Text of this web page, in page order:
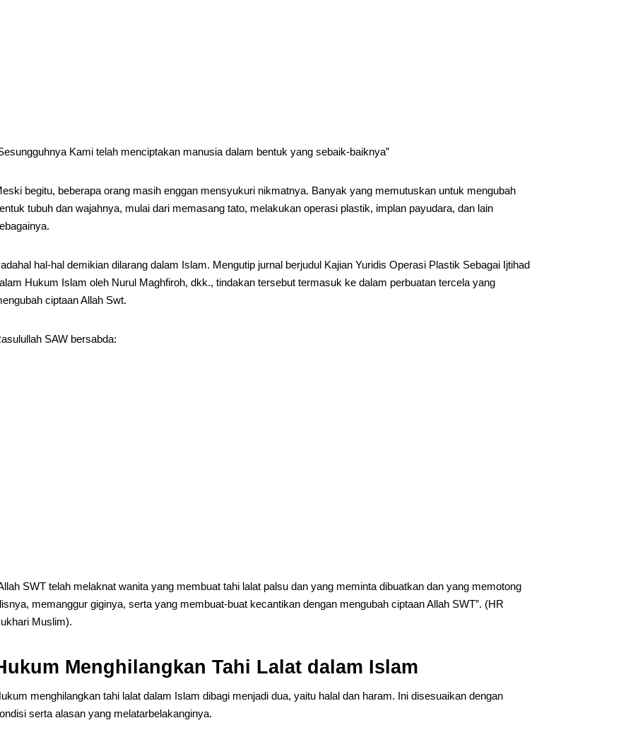
Kami telah menciptakan manusia dalam bentuk yang sebaik-baiknya”
begitu, beberapa orang masih enggan mensyukuri nikmatnya. Banyak yang memutuskan untuk mengubah
tubuh dan wajahnya, mulai dari memasang tato, melakukan operasi plastik, implan payudara, dan lain
hal-hal demikian dilarang dalam Islam. Mengutip jurnal berjudul Kajian Yuridis Operasi Plastik Sebagai Ijtihad
Hukum Islam oleh Nurul Maghfiroh, dkk., tindakan tersebut termasuk ke dalam perbuatan tercela yang
ciptaan Allah Swt.
SAW bersabda:
SWT telah melaknat wanita yang membuat tahi lalat palsu dan yang meminta dibuatkan dan yang memotong
memanggur giginya, serta yang membuat-buat kecantikan dengan mengubah ciptaan Allah SWT”. (HR
Muslim).
Menghilangkan Tahi Lalat dalam Islam
menghilangkan tahi lalat dalam Islam dibagi menjadi dua, yaitu halal dan haram. Ini disesuaikan dengan
serta alasan yang melatarbelakanginya.